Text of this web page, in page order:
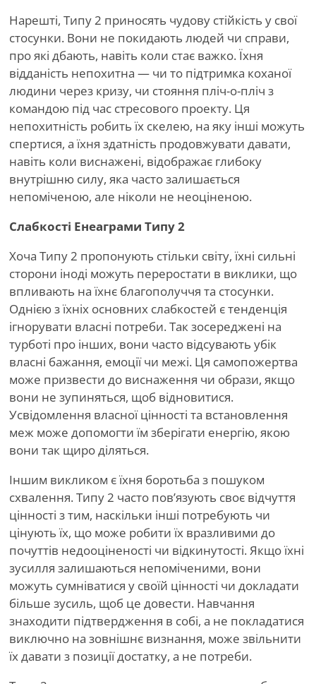
Нарешті, Типу 2 приносять чудову стійкість у свої
стосунки. Вони не покидають людей чи справи,
про які дбають, навіть коли стає важко. Їхня
відданість непохитна — чи то підтримка коханої
людини через кризу, чи стояння пліч-о-пліч з
командою під час стресового проекту. Ця
непохитність робить їх скелею, на яку інші можуть
спертися, а їхня здатність продовжувати давати,
навіть коли виснажені, відображає глибоку
внутрішню силу, яка часто залишається
непоміченою, але ніколи не неоціненою.
Слабкості Енеаграми Типу 2
Хоча Типу 2 пропонують стільки світу, їхні сильні
сторони іноді можуть переростати в виклики, що
впливають на їхнє благополуччя та стосунки.
Однією з їхніх основних слабкостей є тенденція
ігнорувати власні потреби. Так зосереджені на
турботі про інших, вони часто відсувають убік
власні бажання, емоції чи межі. Ця самопожертва
може призвести до виснаження чи образи, якщо
вони не зупиняться, щоб відновитися.
Усвідомлення власної цінності та встановлення
меж може допомогти їм зберігати енергію, якою
вони так щиро діляться.
Іншим викликом є їхня боротьба з пошуком
схвалення. Типу 2 часто пов’язують своє відчуття
цінності з тим, наскільки інші потребують чи
цінують їх, що може робити їх вразливими до
почуттів недооціненості чи відкинутості. Якщо їхні
зусилля залишаються непоміченими, вони
можуть сумніватися у своїй цінності чи докладати
більше зусиль, щоб це довести. Навчання
знаходити підтвердження в собі, а не покладатися
виключно на зовнішнє визнання, може звільнити
їх давати з позиції достатку, а не потреби.